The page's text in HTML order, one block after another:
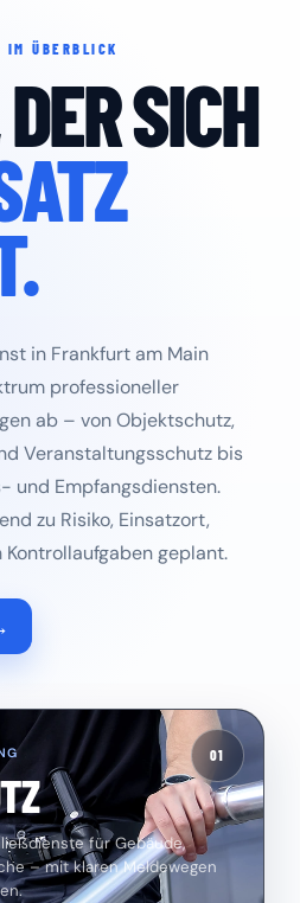
IM ÜBERBLICK
SICH
in Frankfurt am Main
professioneller
ab – von Objektschutz,
Veranstaltungsschutz bis
und Empfangsdiensten.
zu Risiko, Einsatzort,
geplant.
01
für Gebäude,
– mit klaren Meldewegen